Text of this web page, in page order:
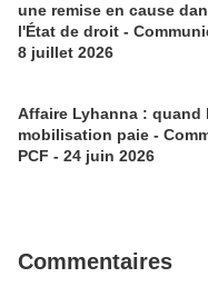
une remise en cause
l'État de droit -
8 juillet 2026
Affaire Lyhanna : quand
mobilisation paie -
PCF - 24 juin 2026
Commentaires